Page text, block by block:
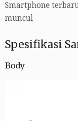
Smartphone
muncul
Spesifikasi
Body